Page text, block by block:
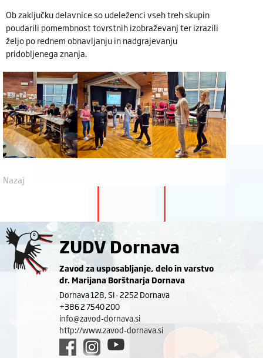
Ob zaključku delavnice so udeleženci vseh treh skupin
poudarili pomembnost tovrstnih izobraževanj ter izrazili
željo po rednem obnavljanju in nadgrajevanju
pridobljenega znanja.
Nazaj
ZUDV Dornava
Zavod za usposabljanje, delo in varstvo
dr. Marijana Borštnarja Dornava
Dornava 128, SI - 2252 Dornava
+386 2 7540 200
info@zavod-dornava.si
http://www.zavod-dornava.si